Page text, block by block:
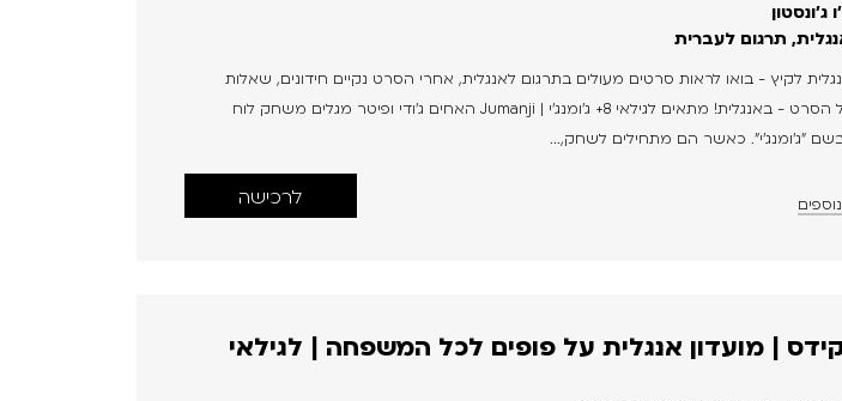
ג'ונסטון
תרגום לעברית
לקיץ - בואו לראות סרטים מעולים בתרגום לאנגלית, אחרי הסרט נקיים חידונים, שאלות
ודיונים על הסרט - באנגלית! מתאים לגילאי 8+ ג'ומנג'י | Jumanji האחים ג'ודי ופיטר מגלים משחק לוח
"ג'ומנג'י". כאשר הם מתחילים לשחק,...
לרכישה
| מועדון אנגלית על פופים לכל המשפחה | לגילאי